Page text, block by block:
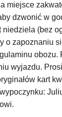
miejsce
dzwonić w
niedziela (bez
o zapoznaniu
obozu.
wyjazdu.
kart